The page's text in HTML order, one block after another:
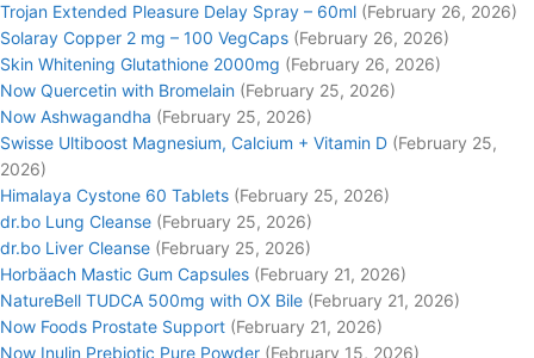
Trojan Extended Pleasure Delay Spray – 60ml (February 26, 2026)
Solaray Copper 2 mg – 100 VegCaps (February 26, 2026)
Skin Whitening Glutathione 2000mg (February 26, 2026)
Now Quercetin with Bromelain (February 25, 2026)
Now Ashwagandha (February 25, 2026)
Swisse Ultiboost Magnesium, Calcium + Vitamin D (February 25,
2026)
Himalaya Cystone 60 Tablets (February 25, 2026)
dr.bo Lung Cleanse (February 25, 2026)
dr.bo Liver Cleanse (February 25, 2026)
Horbäach Mastic Gum Capsules (February 21, 2026)
NatureBell TUDCA 500mg with OX Bile (February 21, 2026)
Now Foods Prostate Support (February 21, 2026)
Now Inulin Prebiotic Pure Powder (February 15, 2026)